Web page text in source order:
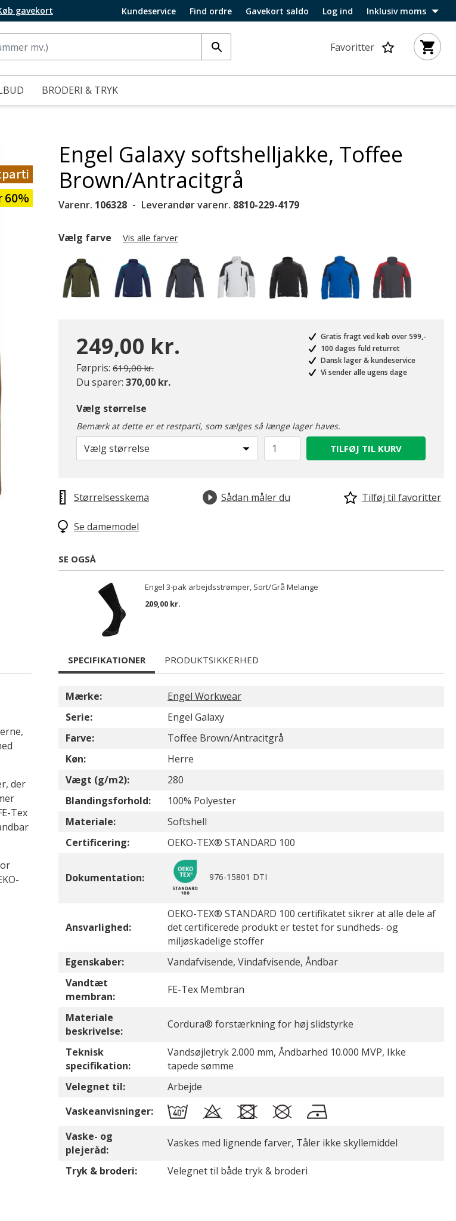
gavekort Kundeservice Find ordre Gavekort saldo Log ind Inklusiv moms
Favoritter
BRODERI & TRYK
60%
Engel Galaxy softshelljakke, Toffee
Brown/Antracitgrå
Varenr. 106328 Leverandør varenr. 8810-229-4179
Vælg farve Vis alle farver
valgte
249,00 kr.
Førpris: Pris nedsat fra
619,00 kr.til
Du sparer: 370,00 kr.
Gratis fragt ved køb over 599,-
100 dages fuld returret
Dansk lager & kundeservice
Vi sender alle ugens dage
Vælg størrelse
Bemærk at dette er et restparti, som sælges så længe lager haves.
Vælg størrelse TILFØJ TIL KURV
Størrelsesskema Sådan måler du Tilføj til favoritter
Se damemodel
SE OGSÅ
Engel 3-pak arbejdsstrømper, Sort/Grå Melange
209,00 kr.
der
Tex
SPECIFIKATIONER PRODUKTSIKKERHED
Mærke:
Engel Workwear
Serie:
Engel Galaxy
Farve:
Toffee Brown/Antracitgrå
Køn:
Herre
Vægt (g/m2):
280
Blandingsforhold:
100% Polyester
Materiale:
Softshell
Certificering:
OEKO-TEX® STANDARD 100
Dokumentation: 976-15801 DTI
Ansvarlighed:
OEKO-TEX® STANDARD 100 certifikatet sikrer at alle dele af
det certificerede produkt er testet for sundheds- og
miljøskadelige stoffer
Egenskaber:
Vandafvisende, Vindafvisende, Åndbar
Vandtæt
membran:
FE-Tex Membran
Materiale
beskrivelse:
Cordura® forstærkning for høj slidstyrke
Teknisk
specifikation:
Vandsøjletryk 2.000 mm, Åndbarhed 10.000 MVP, Ikke
tapede sømme
Velegnet til:
Arbejde
Vaskeanvisninger:
Vaske- og
plejeråd:
Vaskes med lignende farver, Tåler ikke skyllemiddel
Tryk & broderi: Velegnet til både tryk & broderi